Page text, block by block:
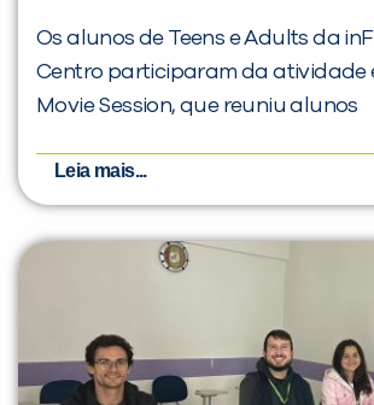
Os alunos de Teens e Adults da
Centro participaram da atividade
Movie Session, que reuniu alunos
Leia mais...